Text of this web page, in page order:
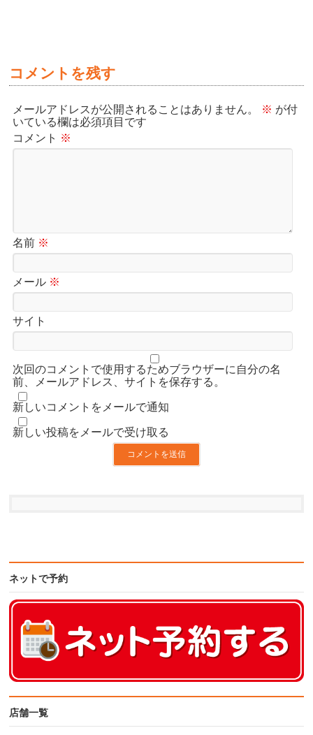
コメントを残す
メールアドレスが公開されることはありません。 ※ が付
いている欄は必須項目です
コメント ※
名前 ※
メール ※
サイト
次回のコメントで使用するためブラウザーに自分の名
前、メールアドレス、サイトを保存する。
新しいコメントをメールで通知
新しい投稿をメールで受け取る
ネットで予約
店舗一覧